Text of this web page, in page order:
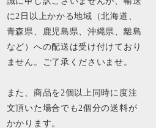
に2日以上かかる地域（北海道、
青森県、鹿児島県、沖縄県、離島
など）への配送は受け付けており
ません。ご了承くださいませ。
また、商品を2個以上同時に度注
文頂いた場合でも2個分の送料が
かかります。